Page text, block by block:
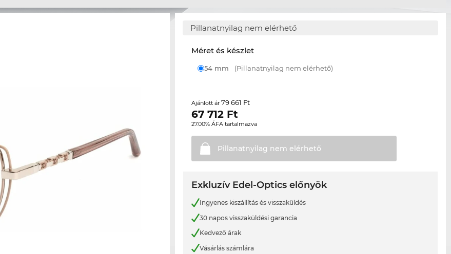
Pillanatnyilag nem elérhető
Méret és készlet
54 mm (Pillanatnyilag nem elérhető)
Ajánlott ár79 661 Ft
67 712 Ft
27.00% ÁFA tartalmazva
Pillanatnyilag nem elérhető
Exkluzív Edel-Optics előnyök
Ingyenes kiszállítás és visszaküldés
30 napos visszaküldési garancia
Kedvező árak
Vásárlás számlára